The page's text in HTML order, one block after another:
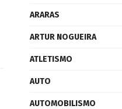
ARARAS
ARTUR NOGUEIRA
ATLETISMO
AUTO
AUTOMOBILISMO